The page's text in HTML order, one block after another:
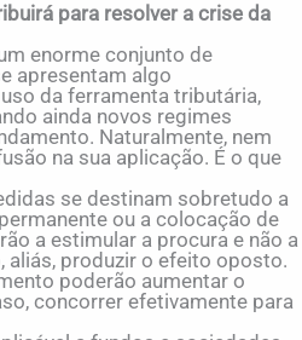
para resolver a crise da
enorme conjunto de
apresentam algo
da ferramenta tributária,
ainda novos regimes
Naturalmente, nem
na sua aplicação. É o que
se destinam sobretudo a
ou a colocação de
a estimular a procura e não a
produzir o efeito oposto.
poderão aumentar o
concorrer efetivamente para